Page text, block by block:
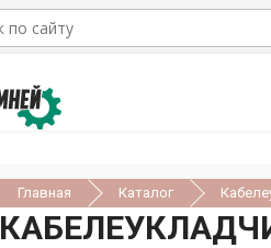
Главная Каталог